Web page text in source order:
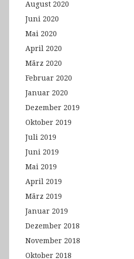
August 2020
Juni 2020
Mai 2020
April 2020
März 2020
Februar 2020
Januar 2020
Dezember 2019
Oktober 2019
Juli 2019
Juni 2019
Mai 2019
April 2019
März 2019
Januar 2019
Dezember 2018
November 2018
Oktober 2018